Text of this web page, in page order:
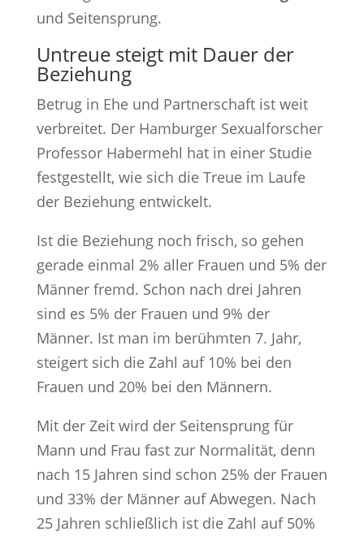
und Seitensprung.
Untreue steigt mit Dauer der
Beziehung
Betrug in Ehe und Partnerschaft ist weit
verbreitet. Der Hamburger Sexualforscher
Professor Habermehl hat in einer Studie
festgestellt, wie sich die Treue im Laufe
der Beziehung entwickelt.
Ist die Beziehung noch frisch, so gehen
gerade einmal 2% aller Frauen und 5% der
Männer fremd. Schon nach drei Jahren
sind es 5% der Frauen und 9% der
Männer. Ist man im berühmten 7. Jahr,
steigert sich die Zahl auf 10% bei den
Frauen und 20% bei den Männern.
Mit der Zeit wird der Seitensprung für
Mann und Frau fast zur Normalität, denn
nach 15 Jahren sind schon 25% der Frauen
und 33% der Männer auf Abwegen. Nach
25 Jahren schließlich ist die Zahl auf 50%